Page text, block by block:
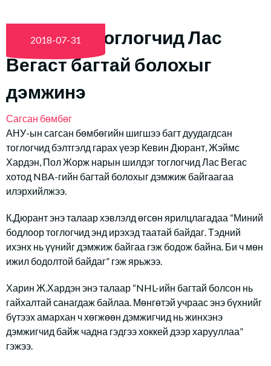
NBA-гийн тоглогчид Лас
Вегаст багтай болохыг
дэмжинэ
Сагсан бөмбөг
2018-07-31
АНУ-ын сагсан бөмбөгийн шигшээ багт дуудагдсан
тоглогчид бэлтгэлд гарах үеэр Кевин Дюрант, Жэймс
Хардэн, Пол Жорж нарын шилдэг тоглогчид Лас Вегас
хотод NBA-гийн багтай болохыг дэмжиж байгаагаа
илэрхийлжээ.
К.Дюрант энэ талаар хэвлэлд өгсөн ярилцлагадаа “Миний
бодлоор тоглогчид энд ирэхэд таатай байдаг. Тэдний
ихэнх нь үүнийг дэмжиж байгаа гэж бодож байна. Би ч мөн
ижил бодолтой байдаг” гэж ярьжээ.
Харин Ж.Хардэн энэ талаар “NHL-ийн багтай болсон нь
гайхалтай санагдаж байлаа. Мөнгөтэй учраас энэ бүхнийг
бүтээх амархан ч хөгжөөн дэмжигчид нь жинхэнэ
дэмжигчид байж чадна гэдгээ хоккей дээр харууллаа”
гэжээ.